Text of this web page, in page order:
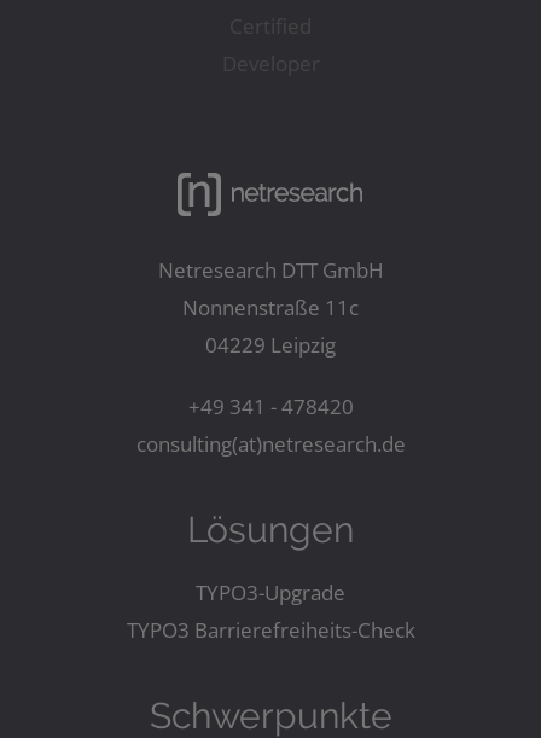
Netresearch DTT GmbH
Nonnenstraße 11c
04229 Leipzig
+49 341 - 478420
consulting(at)netresearch.de
Lösungen
TYPO3-Upgrade
TYPO3 Barrierefreiheits-Check
Schwerpunkte